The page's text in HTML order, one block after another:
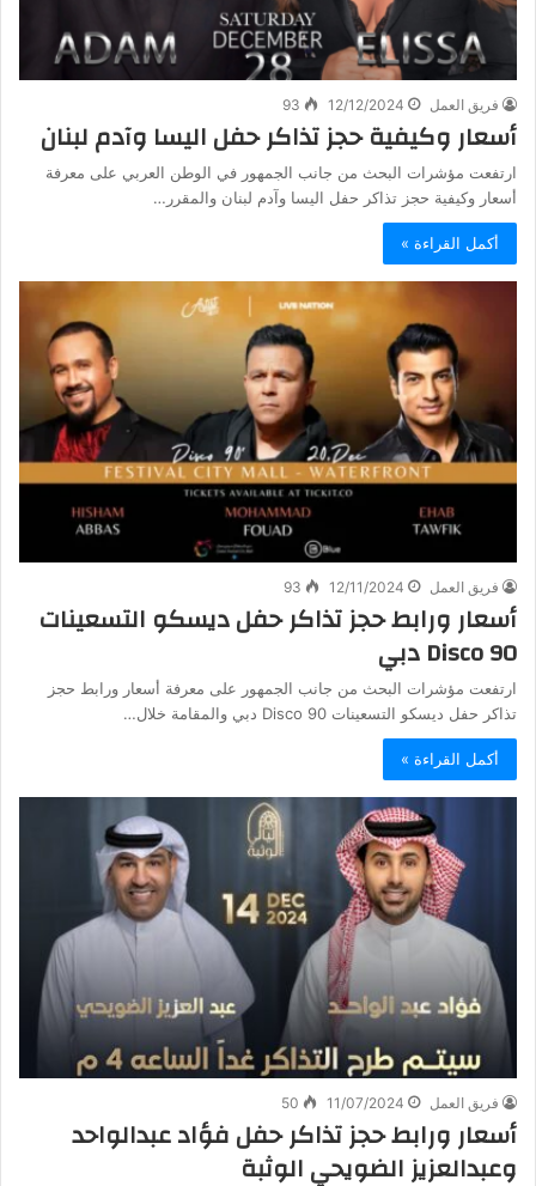
فريق العمل 12/12/2024
93
أسعار وكيفية حجز تذاكر حفل اليسا وآدم لبنان
ارتفعت مؤشرات البحث من جانب الجمهور في الوطن العربي على معرفة
أسعار وكيفية حجز تذاكر حفل اليسا وآدم لبنان والمقرر…
أكمل القراءة »
فريق العمل 12/11/2024
93
أسعار ورابط حجز تذاكر حفل ديسكو التسعينات
Disco 90 دبي
ارتفعت مؤشرات البحث من جانب الجمهور على معرفة أسعار ورابط حجز
تذاكر حفل ديسكو التسعينات Disco 90 دبي والمقامة خلال…
أكمل القراءة »
فريق العمل 11/07/2024
50
أسعار ورابط حجز تذاكر حفل فؤاد عبدالواحد
وعبدالعزيز الضويحي الوثبة